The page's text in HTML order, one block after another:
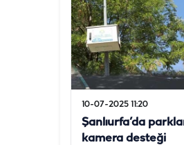
10-07-2025 11:20
Şanlıurfa’da
kamera desteği